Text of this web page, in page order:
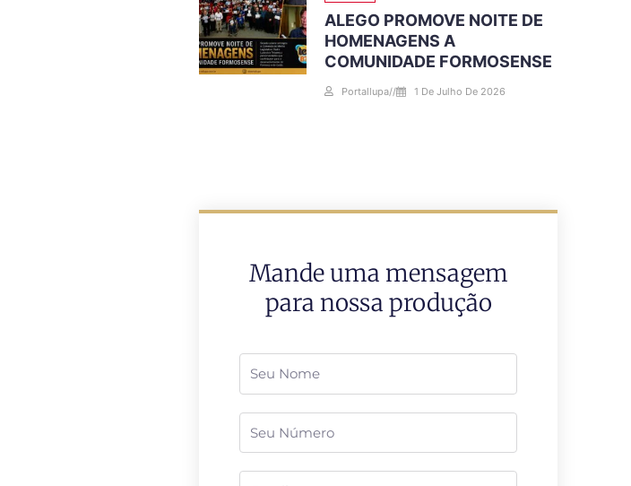
ALEGO PROMOVE NOITE DE
HOMENAGENS A
COMUNIDADE FORMOSENSE
Portallupa// 1 De Julho De 2026
Mande uma mensagem
para nossa produção